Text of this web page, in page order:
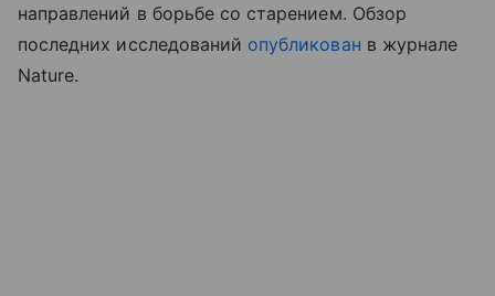
направлений в борьбе со старением. Обзор
последних исследований опубликован в журнале
Nature.